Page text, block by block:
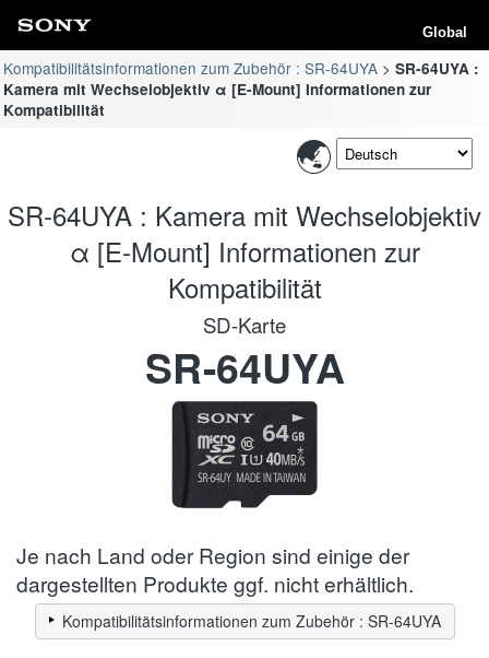
Global
Kompatibilitätsinformationen zum Zubehör : SR-64UYA
SR-64UYA :
Kamera mit Wechselobjektiv α [E-Mount] Informationen zur
Kompatibilität
SR-64UYA : Kamera mit Wechselobjektiv
α [E-Mount] Informationen zur
Kompatibilität
SD-Karte
SR-64UYA
Je nach Land oder Region sind einige der
dargestellten Produkte ggf. nicht erhältlich.
Kompatibilitätsinformationen zum Zubehör : SR-64UYA